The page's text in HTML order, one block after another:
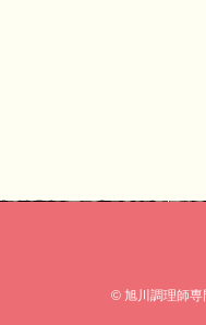
© 旭川調理師